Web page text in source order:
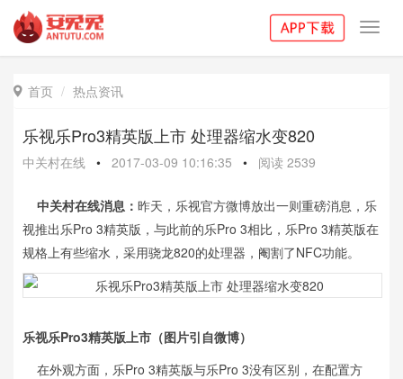
 首页 热点资讯
乐视乐Pro3精英版上市 处理器缩水变820
中关村在线 • 2017-03-09 10:16:35 • 阅读 2539
中关村在线消息： 昨天，乐视官方微博放出一则重磅消息，乐
视推出乐Pro 3精英版，与此前的乐Pro 3相比，乐Pro 3精英版在
规格上有些缩水，采用骁龙820的处理器，阉割了NFC功能。
乐视乐Pro3精英版上市（图片引自微博）
在外观方面，乐Pro 3精英版与乐Pro 3没有区别，在配置方